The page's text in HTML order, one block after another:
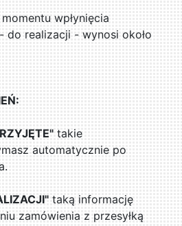
wpłynięcia
do realizacji - wynosi około
takie
automatycznie po
taką informację
zamówienia z przesyłką